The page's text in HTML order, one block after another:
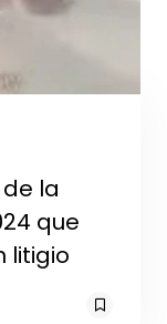
la
que
litigio